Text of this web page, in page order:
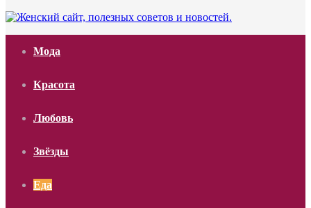
Мода
Красота
Любовь
Звёзды
Еда